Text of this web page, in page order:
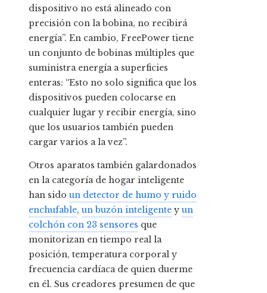
dispositivo no está alineado con
precisión con la bobina, no recibirá
energía”. En cambio, FreePower tiene
un conjunto de bobinas múltiples que
suministra energía a superficies
enteras: “Esto no solo significa que los
dispositivos pueden colocarse en
cualquier lugar y recibir energía, sino
que los usuarios también pueden
cargar varios a la vez”.
Otros aparatos también galardonados
en la categoría de hogar inteligente
han sido un detector de humo y ruido
enchufable, un buzón inteligente y un
colchón con 23 sensores que
monitorizan en tiempo real la
posición, temperatura corporal y
frecuencia cardíaca de quien duerme
en él. Sus creadores presumen de que